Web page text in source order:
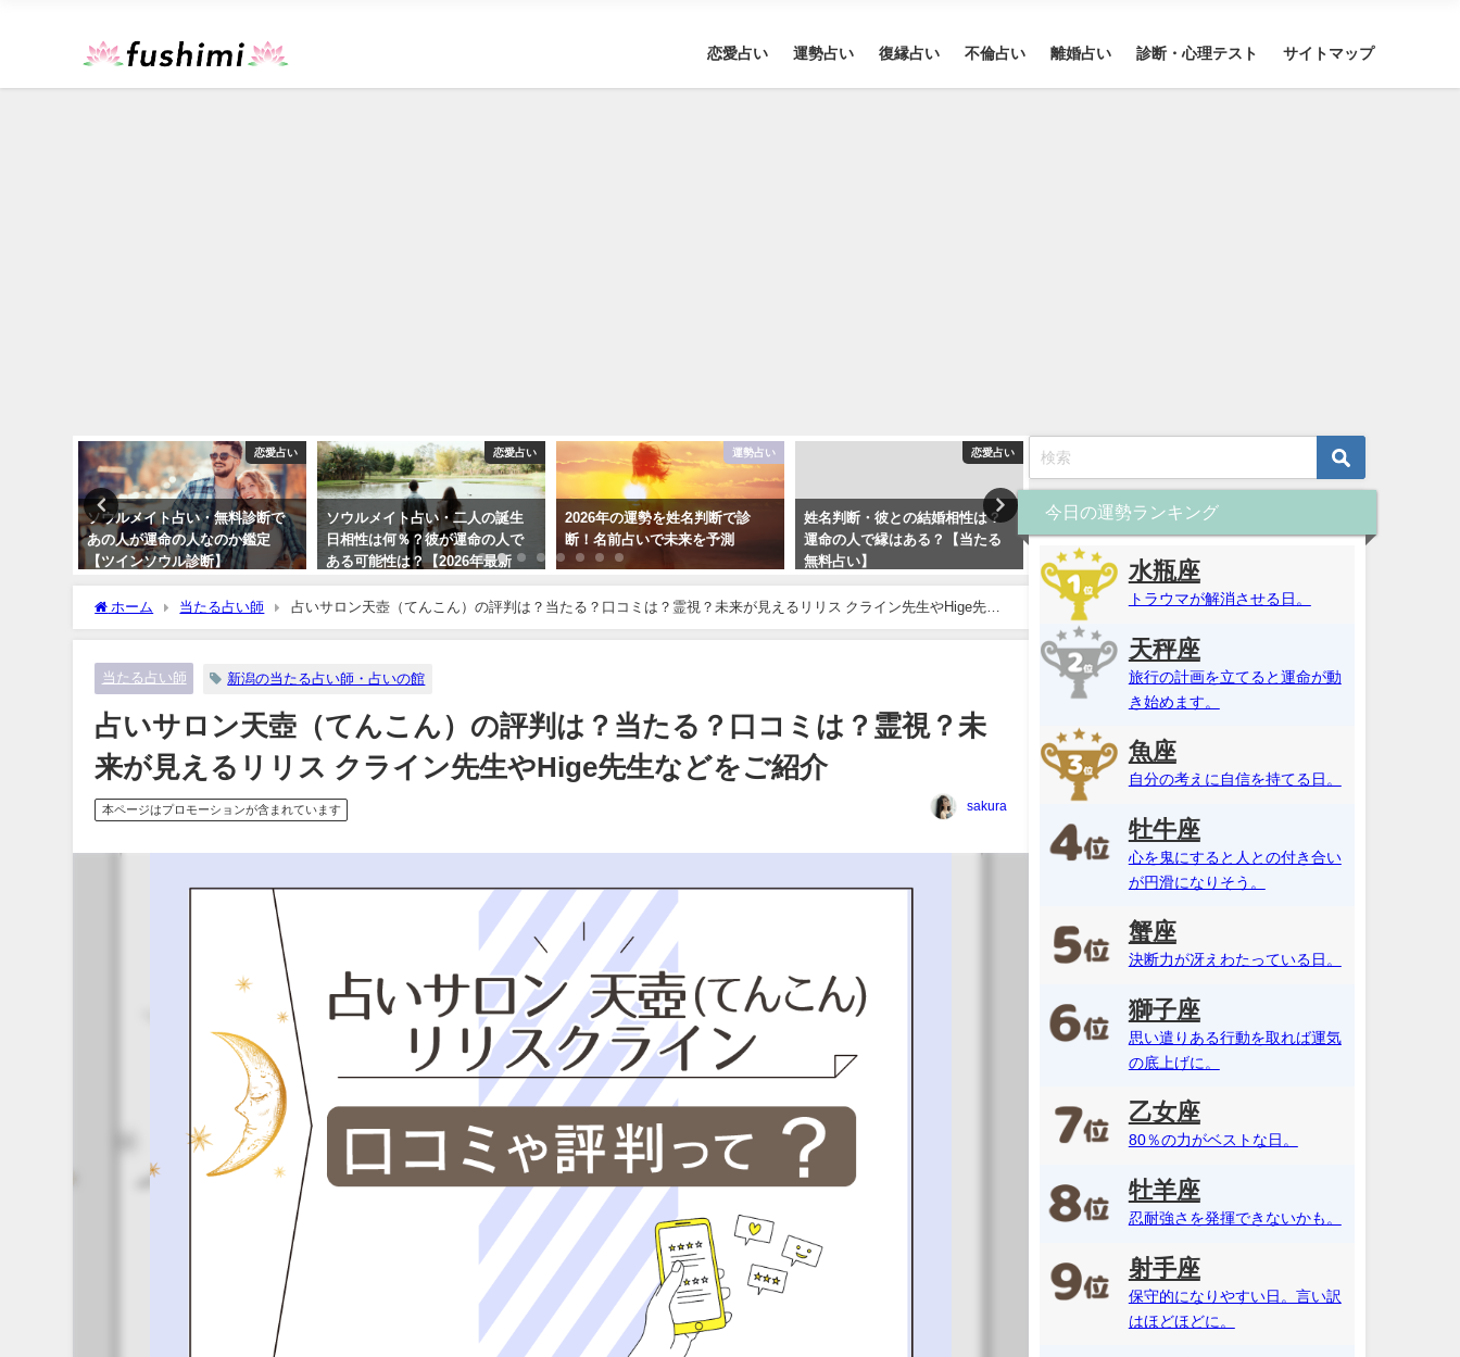
恋愛占い 運勢占い 復縁占い 不倫占い 離婚占い 診断・心理テスト サイトマップ
恋愛占い
ソウルメイト占い・無料診断で
あの人が運命の人なのか鑑定
【ツインソウル診断】
恋愛占い
ソウルメイト占い・二人の誕生
日相性は何％？彼が運命の人で
ある可能性は？【2026年最新
版】
運勢占い
2026年の運勢を姓名判断で診
断！名前占いで未来を予測
恋愛占い
姓名判断・彼との結婚相性は？
運命の人で縁はある？【当たる
無料占い】
いつ連絡がくるか占い・無料で
あの人から連絡が来る日や可能
性を鑑定【当たる！】
や仕事運などを無料鑑定（
鑑定（天中殺・十干）
ホーム 当たる占い師
占いサロン天壺（てんこん）の評判は？当たる？口コミは？霊視？未来が見えるリリス クライン先生やHige先生
などをご紹介
当たる占い師 新潟の当たる占い師・占いの館
占いサロン天壺（てんこん）の評判は？当たる？口コミは？霊視？未
来が見えるリリス クライン先生やHige先生などをご紹介
本ページはプロモーションが含まれています sakura
今日の運勢ランキング
水瓶座
トラウマが解消させる日。
天秤座
旅行の計画を立てると運命が動
き始めます。
魚座
自分の考えに自信を持てる日。
牡牛座
心を鬼にすると人との付き合い
が円滑になりそう。
蟹座
決断力が冴えわたっている日。
獅子座
思い遣りある行動を取れば運気
の底上げに。
乙女座
80％の力がベストな日。
牡羊座
忍耐強さを発揮できないかも。
射手座
保守的になりやすい日。言い訳
はほどほどに。